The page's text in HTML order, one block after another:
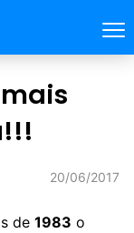
20/06/2017
de 1983 o